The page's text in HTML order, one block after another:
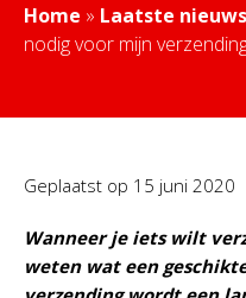
Home » Laatste nieuws
nodig voor mijn
Geplaatst op 15 juni 2020
Wanneer je iets wilt
weten wat een